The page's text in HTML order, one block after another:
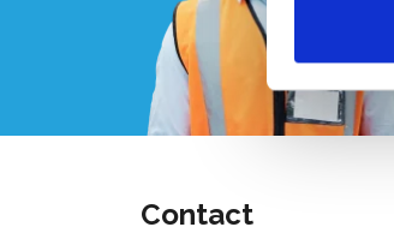
Contact